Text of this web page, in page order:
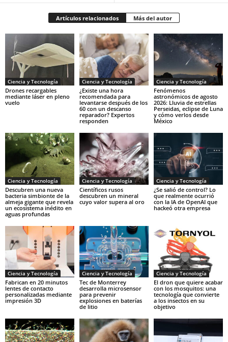
Artículos relacionados Más del autor
Ciencia y Tecnología
Drones recargables
mediante láser en pleno
vuelo
Ciencia y Tecnología
¿Existe una hora
recomendada para
levantarse después de los
60 con un descanso
reparador? Expertos
responden
Ciencia y Tecnología
Fenómenos
astronómicos de agosto
2026: Lluvia de estrellas
Perseidas, eclipse de Luna
y cómo verlos desde
México
Ciencia y Tecnología
Descubren una nueva
bacteria simbionte de la
almeja gigante que revela
un ecosistema inédito en
aguas profundas
Ciencia y Tecnología
Científicos rusos
descubren un mineral
cuyo valor supera al oro
Ciencia y Tecnología
¿Se salió de control? Lo
que realmente ocurrió
con la IA de OpenAI que
hackeó otra empresa
Ciencia y Tecnología
Fabrican en 20 minutos
lentes de contacto
personalizadas mediante
impresión 3D
Ciencia y Tecnología
Tec de Monterrey
desarrolla microsensor
para prevenir
explosiones en baterías
de litio
Ciencia y Tecnología
El dron que quiere acabar
con los mosquitos: una
tecnología que convierte
a los insectos en su
objetivo